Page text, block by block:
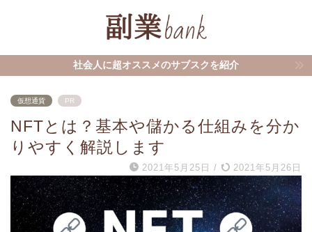
社会人に超オススメのサブスクを紹介
仮想通貨 PR
NFTとは？基本や儲かる仕組みを分か
りやすく解説します
2021年5月25日 / 2021年5月26日